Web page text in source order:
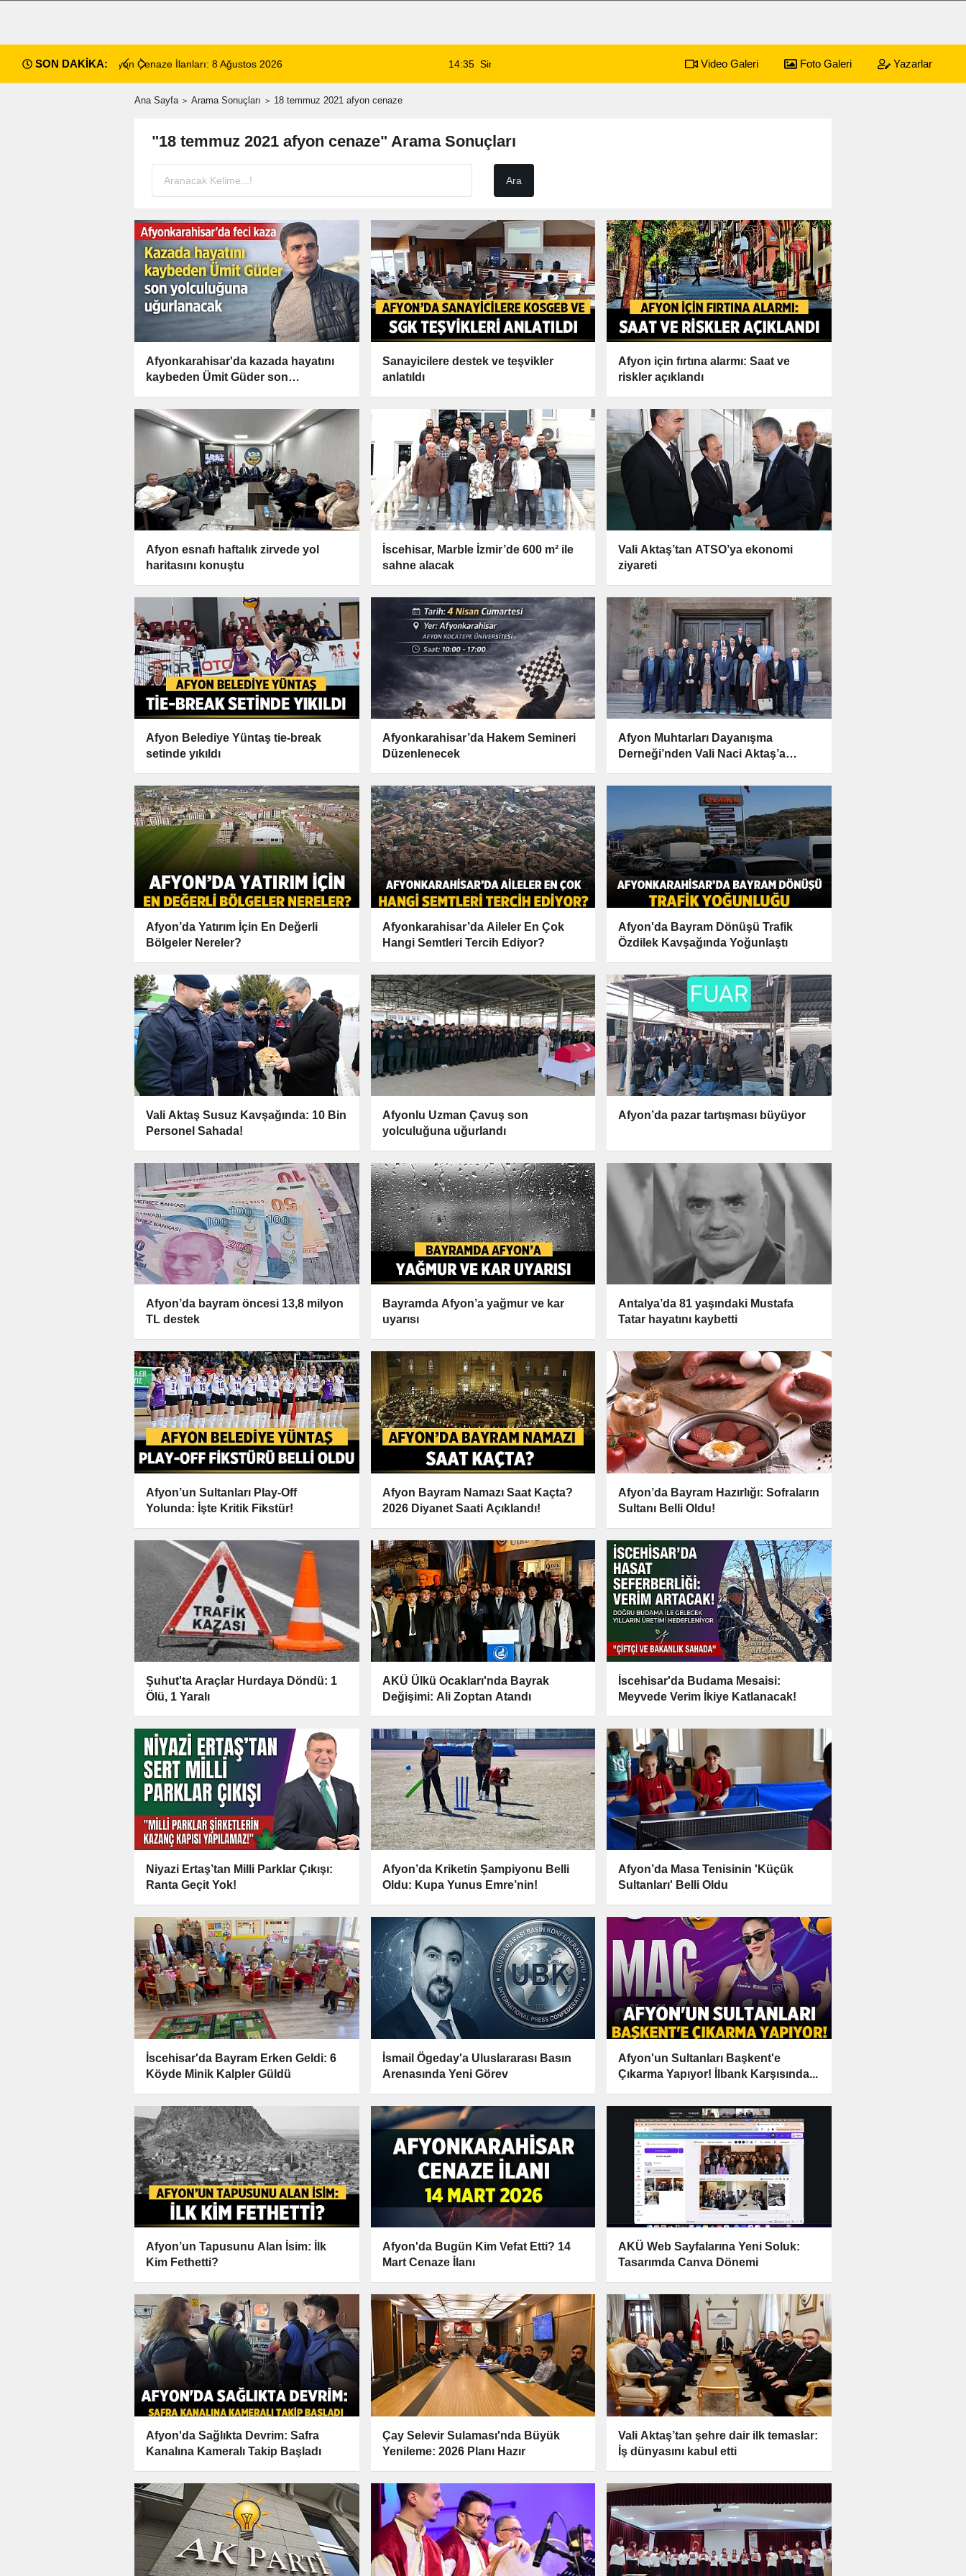
SON DAKİKA: 14:35 Sinanpaşa’da Otobüs Kazası: 1 Ölü, 15 Yaralı 8 Ağustos 2026 Afyonkarahisar Nöbetçi Eczaneler
Video Galeri Foto Galeri Yazarlar
Ana Sayfa Arama Sonuçları 18 temmuz 2021 afyon cenaze
"18 temmuz 2021 afyon cenaze" Arama Sonuçları
Afyonkarahisar'da kazada hayatını
kaybeden Ümit Güder son
Sanayicilere destek ve teşvikler
anlatıldı
Afyon için fırtına alarmı: Saat ve
riskler açıklandı
Afyon esnafı haftalık zirvede yol
haritasını konuştu
İscehisar, Marble İzmir’de 600 m² ile
sahne alacak
Vali Aktaş’tan ATSO’ya ekonomi
ziyareti
Afyon Belediye Yüntaş tie-break
setinde yıkıldı
Afyonkarahisar’da Hakem Semineri
Düzenlenecek
Afyon Muhtarları Dayanışma
Derneği’nden Vali Naci Aktaş’a
Afyon’da Yatırım İçin En Değerli
Bölgeler Nereler?
Afyonkarahisar’da Aileler En Çok
Hangi Semtleri Tercih Ediyor?
Afyon'da Bayram Dönüşü Trafik
Özdilek Kavşağında Yoğunlaştı
Vali Aktaş Susuz Kavşağında: 10 Bin
Personel Sahada!
Afyonlu Uzman Çavuş son
yolculuğuna uğurlandı
Afyon’da pazar tartışması büyüyor
Afyon’da bayram öncesi 13,8 milyon
TL destek
Bayramda Afyon’a yağmur ve kar
uyarısı
Antalya’da 81 yaşındaki Mustafa
Tatar hayatını kaybetti
Afyon’un Sultanları Play-Off
Yolunda: İşte Kritik Fikstür!
Afyon Bayram Namazı Saat Kaçta?
2026 Diyanet Saati Açıklandı!
Afyon’da Bayram Hazırlığı: Sofraların
Sultanı Belli Oldu!
Şuhut'ta Araçlar Hurdaya Döndü: 1
Ölü, 1 Yaralı
AKÜ Ülkü Ocakları'nda Bayrak
Değişimi: Ali Zoptan Atandı
İscehisar'da Budama Mesaisi:
Meyvede Verim İkiye Katlanacak!
Niyazi Ertaş’tan Milli Parklar Çıkışı:
Ranta Geçit Yok!
Afyon’da Kriketin Şampiyonu Belli
Oldu: Kupa Yunus Emre’nin!
Afyon’da Masa Tenisinin 'Küçük
Sultanları' Belli Oldu
İscehisar'da Bayram Erken Geldi: 6
Köyde Minik Kalpler Güldü
İsmail Ögeday'a Uluslararası Basın
Arenasında Yeni Görev
Afyon'un Sultanları Başkent'e
Çıkarma Yapıyor! İlbank Karşısında...
Afyon’un Tapusunu Alan İsim: İlk
Kim Fethetti?
Afyon'da Bugün Kim Vefat Etti? 14
Mart Cenaze İlanı
AKÜ Web Sayfalarına Yeni Soluk:
Tasarımda Canva Dönemi
Afyon'da Sağlıkta Devrim: Safra
Kanalına Kameralı Takip Başladı
Çay Selevir Sulaması'nda Büyük
Yenileme: 2026 Planı Hazır
Vali Aktaş’tan şehre dair ilk temaslar:
İş dünyasını kabul etti